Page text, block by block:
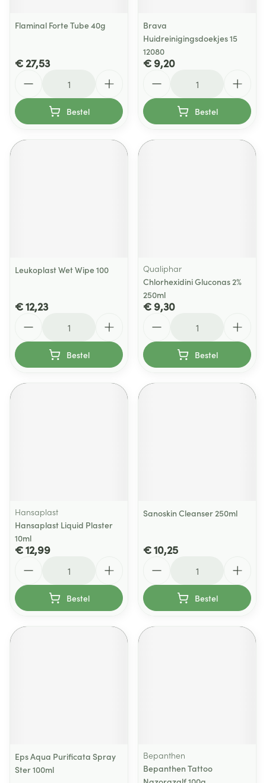
Flaminal Forte Tube 40g
€ 27,53
Bestel
Brava
Huidreinigingsdoekjes 15
12080
€ 9,20
Bestel
Leukoplast Wet Wipe 100
€ 12,23
Bestel
Qualiphar
Chlorhexidini Gluconas 2%
250ml
€ 9,30
Bestel
Hansaplast
Hansaplast Liquid Plaster
10ml
€ 12,99
Bestel
Sanoskin Cleanser 250ml
€ 10,25
Bestel
Eps Aqua Purificata Spray
Ster 100ml
Bepanthen
Bepanthen Tattoo